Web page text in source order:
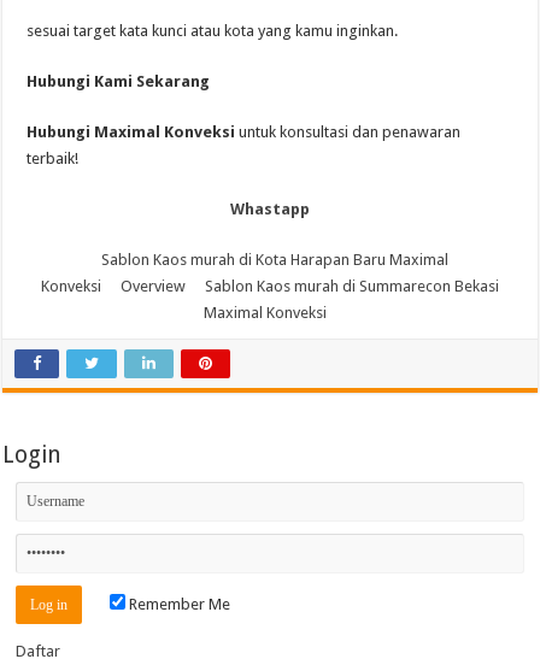
sesuai target kata kunci atau kota yang kamu inginkan.
Hubungi Kami Sekarang
Hubungi Maximal Konveksi untuk konsultasi dan penawaran
terbaik!
Whastapp
Sablon Kaos murah di Kota Harapan Baru Maximal
Konveksi
Overview
Sablon Kaos murah di Summarecon Bekasi
Maximal Konveksi
Login
Remember Me
Daftar